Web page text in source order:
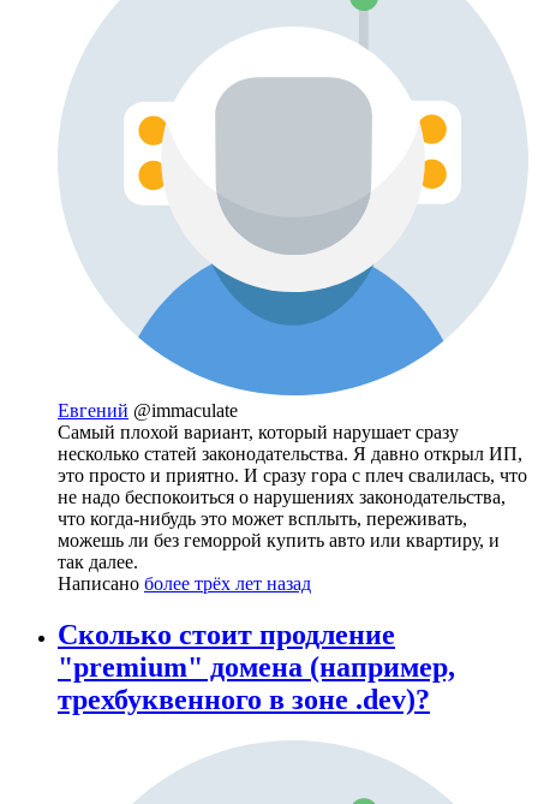
Евгений @immaculate
Самый плохой вариант, который нарушает сразу
несколько статей законодательства. Я давно открыл ИП,
это просто и приятно. И сразу гора с плеч свалилась, что
не надо беспокоиться о нарушениях законодательства,
что когда-нибудь это может всплыть, переживать,
можешь ли без геморрой купить авто или квартиру, и
так далее.
Написано более трёх лет назад
Сколько стоит продление
"premium" домена (например,
трехбуквенного в зоне .dev)?